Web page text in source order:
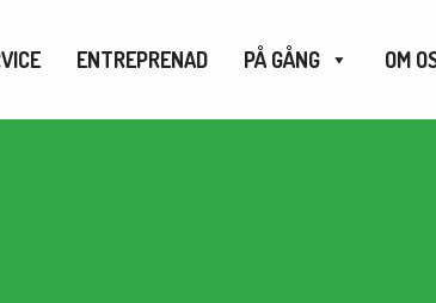
ENTREPRENAD PÅ GÅNG OM